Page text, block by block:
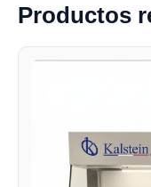
Productos